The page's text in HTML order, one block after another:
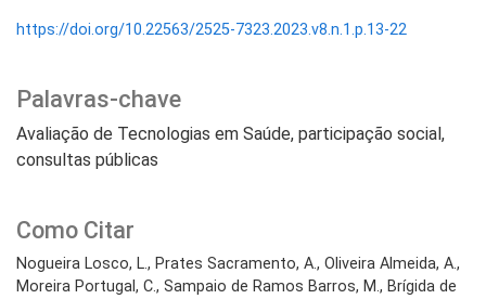
Palavras-chave
Avaliação de Tecnologias em Saúde participação social
consultas públicas
Como Citar
Nogueira Losco, L., Prates Sacramento, A., Oliveira Almeida, A.,
Moreira Portugal, C., Sampaio de Ramos Barros, M., Brígida de
https://doi.org/10.22563/2525-7323.2023.v8.n.1.p.13-22